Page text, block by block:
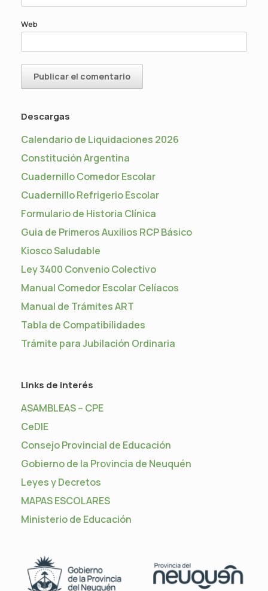
Web
Descargas
Calendario de Liquidaciones 2026
Constitución Argentina
Cuadernillo Comedor Escolar
Cuadernillo Refrigerio Escolar
Formulario de Historia Clínica
Guia de Primeros Auxilios RCP Básico
Kiosco Saludable
Ley 3400 Convenio Colectivo
Manual Comedor Escolar Celíacos
Manual de Trámites ART
Tabla de Compatibilidades
Trámite para Jubilación Ordinaria
Links de interés
ASAMBLEAS – CPE
CeDIE
Consejo Provincial de Educación
Gobierno de la Provincia de Neuquén
Leyes y Decretos
MAPAS ESCOLARES
Ministerio de Educación